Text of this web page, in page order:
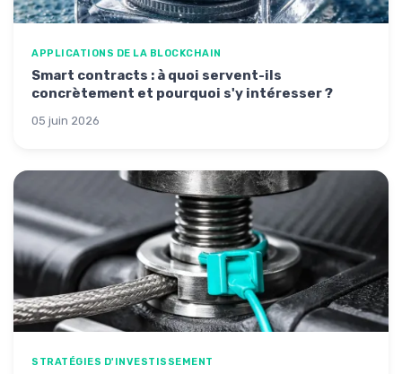
APPLICATIONS DE LA BLOCKCHAIN
Smart contracts : à quoi servent-ils
concrètement et pourquoi s'y intéresser ?
05 juin 2026
STRATÉGIES D'INVESTISSEMENT